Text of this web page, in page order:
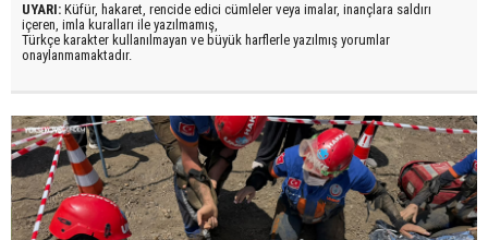
UYARI: Küfür, hakaret, rencide edici cümleler veya imalar, inançlara saldırı
içeren, imla kuralları ile yazılmamış,
Türkçe karakter kullanılmayan ve büyük harflerle yazılmış yorumlar
onaylanmamaktadır.